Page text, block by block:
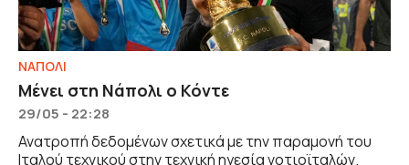
ΝΑΠΟΛΙ
Μένει στη Νάπολι ο Κόντε
29/05 - 22:28
Ανατροπή δεδομένων σχετικά με την παραμονή του
Ιταλού τεχνικού στην τεχνική ηγεσία νοτιοϊταλών.